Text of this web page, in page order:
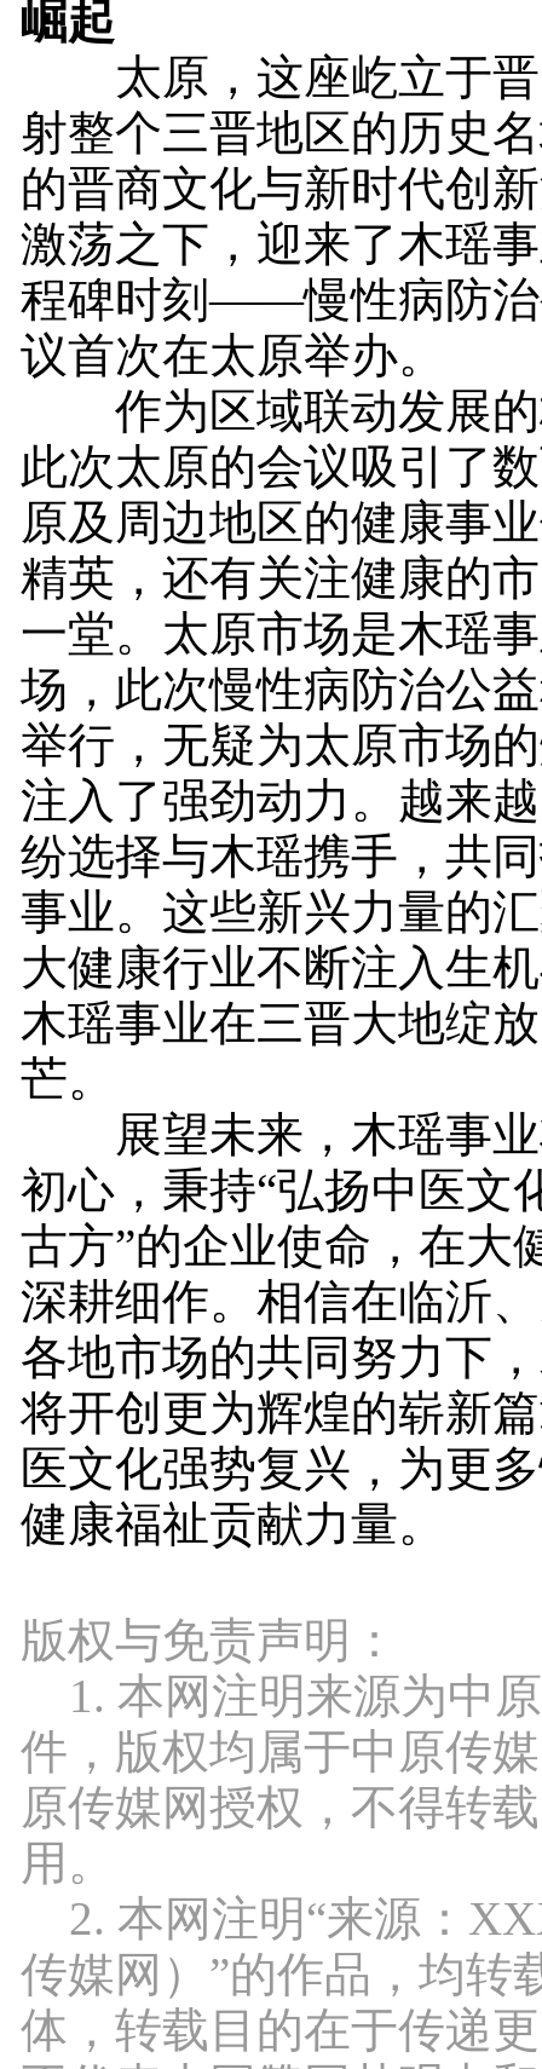
崛起
太原，这座屹立于晋
射整个三晋地区的历史
的晋商文化与新时代创
激荡之下，迎来了木瑶
程碑时刻——慢性病防治
议首次在太原举办。
作为区域联动发展的
此次太原的会议吸引了
原及周边地区的健康事
精英，还有关注健康的
一堂。太原市场是木瑶
场，此次慢性病防治公
举行，无疑为太原市场
注入了强劲动力。越来
纷选择与木瑶携手，共
事业。这些新兴力量的
大健康行业不断注入生
木瑶事业在三晋大地绽
芒。
展望未来，木瑶事业
初心，秉持“弘扬中医文
古方”的企业使命，在大
深耕细作。相信在临沂
各地市场的共同努力下
将开创更为辉煌的崭新
医文化强势复兴，为更
健康福祉贡献力量。
版权与免责声明：
1. 本网注明来源为中
件，版权均属于中原传
原传媒网授权，不得转
用。
2. 本网注明“来源：
传媒网）”的作品，均转
体，转载目的在于传递